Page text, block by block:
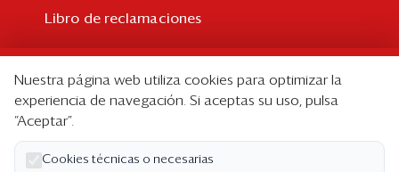
Libro de reclamaciones
Suscripción individual
Paquetes corporativos
Edición Impresa
Nuestra página web utiliza cookies para optimizar la
experiencia de navegación. Si aceptas su uso, pulsa
“Aceptar”.
Cookies técnicas o necesarias